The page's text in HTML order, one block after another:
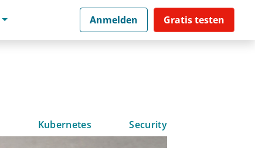
Anmelden Gratis testen
Kubernetes Security